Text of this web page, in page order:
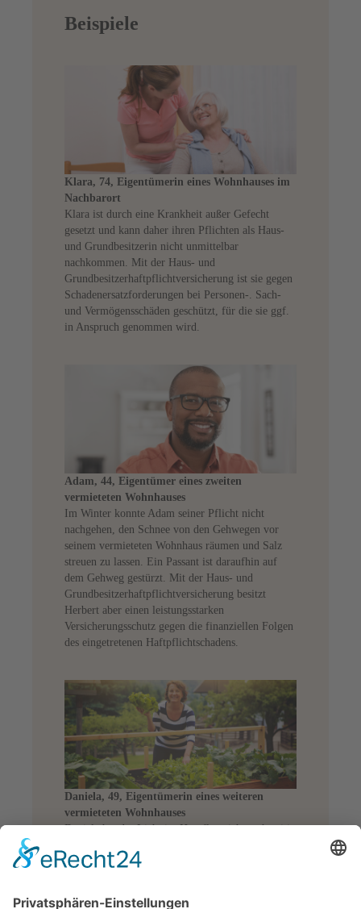
Beispiele
Klara, 74, Eigentümerin eines Wohnhauses im
Nachbarort
Klara ist durch eine Krankheit außer Gefecht
gesetzt und kann daher ihren Pflichten als Haus-
und Grundbesitzerin nicht unmittelbar
nachkommen. Mit der Haus- und
Grundbesitzerhaftpflichtversicherung ist sie gegen
Schadenersatzforderungen bei Personen-. Sach-
und Vermögensschäden geschützt, für die sie ggf.
in Anspruch genommen wird.
Adam, 44, Eigentümer eines zweiten
vermieteten Wohnhauses
Im Winter konnte Adam seiner Pflicht nicht
nachgehen, den Schnee von den Gehwegen vor
seinem vermieteten Wohnhaus räumen und Salz
streuen zu lassen. Ein Passant ist daraufhin auf
dem Gehweg gestürzt. Mit der Haus- und
Grundbesitzerhaftpflichtversicherung besitzt
Herbert aber einen leistungsstarken
Versicherungsschutz gegen die finanziellen Folgen
des eingetretenen Haftpflichtschadens.
Daniela, 49, Eigentümerin eines weiteren
vermieteten Wohnhauses
Daniela hat das Licht im Hausflur nicht rechtzeitig
stürzt abends aufgrund der vollkommen